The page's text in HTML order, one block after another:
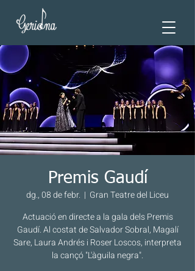
Premis Gaudí
dg., 08 de febr.
  |
Gran Teatre del Liceu
Actuació en directe a la gala dels Premis
Gaudí. Al costat de Salvador Sobral, Magalí
Sare, Laura Andrés i Roser Loscos, interpreta
la cançó "L'àguila negra".